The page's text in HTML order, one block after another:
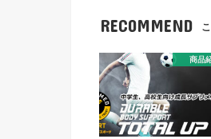
RECOMMEND
商品